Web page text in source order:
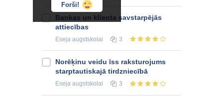
Forši!
Bankas un klienta savstarpējās
attiecības
Eseja augstskolai 3
Norēķinu veidu īss raksturojums
starptautiskajā tirdzniecībā
Eseja augstskolai 3